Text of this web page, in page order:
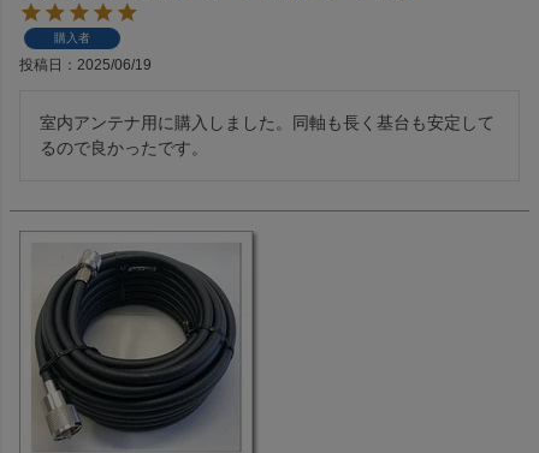
購入者
投稿日 2025/06/19
室内アンテナ用に購入しました。同軸も長く基台も安定して
るので良かったです。